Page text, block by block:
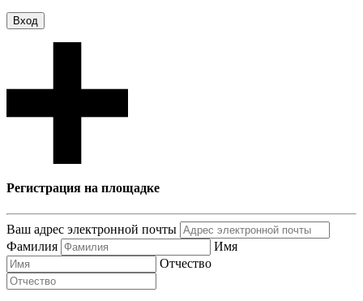
Вход
Регистрация на площадке
Ваш адрес электронной почты
Фамилия
Имя
Отчество